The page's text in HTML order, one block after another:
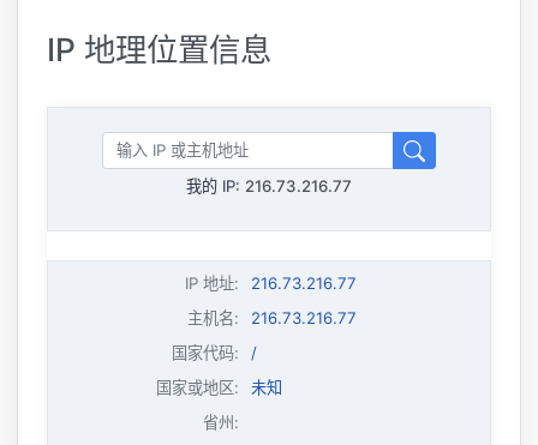
IP 地理位置信息
我的 IP: 216.73.216.77
IP 地址:
216.73.216.77
主机名:
216.73.216.77
国家代码:
/
国家或地区:
未知
省州: